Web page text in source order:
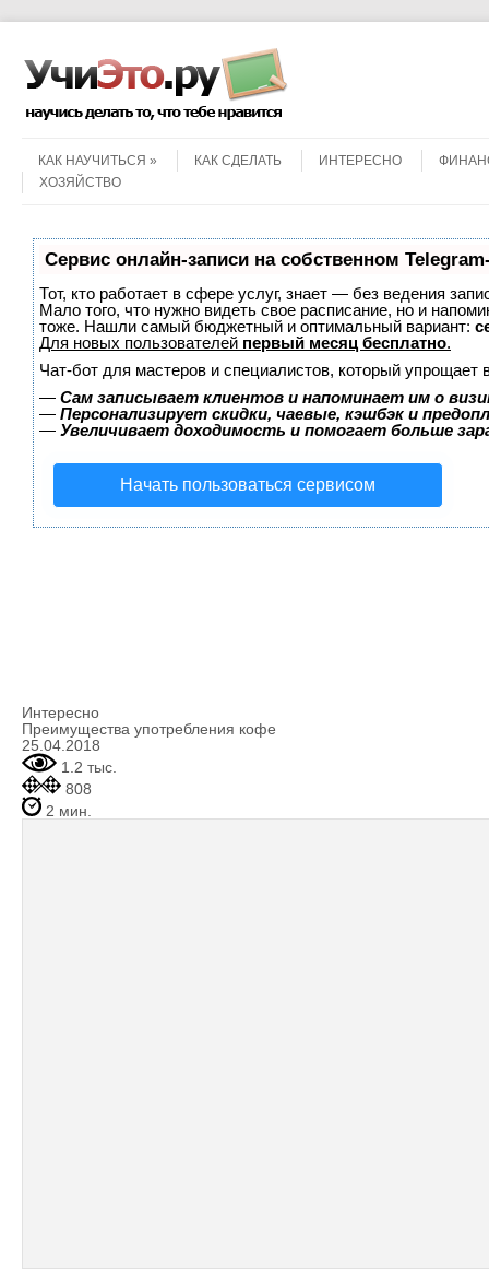
КАК НАУЧИТЬСЯ
КАК СДЕЛАТЬ ИНТЕРЕСНО
ХОЗЯЙСТВО
Сервис онлайн-записи на собственном
Тот, кто работает в сфере услуг, знает — без ведения
Мало того, что нужно видеть свое расписание, но и
тоже. Нашли самый бюджетный и оптимальный вариант:
Для новых пользователей первый месяц бесплатно.
Чат-бот для мастеров и специалистов, который упрощает
— Сам записывает клиентов и напоминает им о
— Персонализирует скидки, чаевые, кэшбэк и
— Увеличивает доходимость и помогает больше
Начать пользоваться сервисом
Интересно
Преимущества употребления кофе
25.04.2018
1.2 тыс.
808
2 мин.